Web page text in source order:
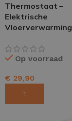
Thermostaat –
Elektrische
Vloerverwarming
Op voorraad
€ 29,90